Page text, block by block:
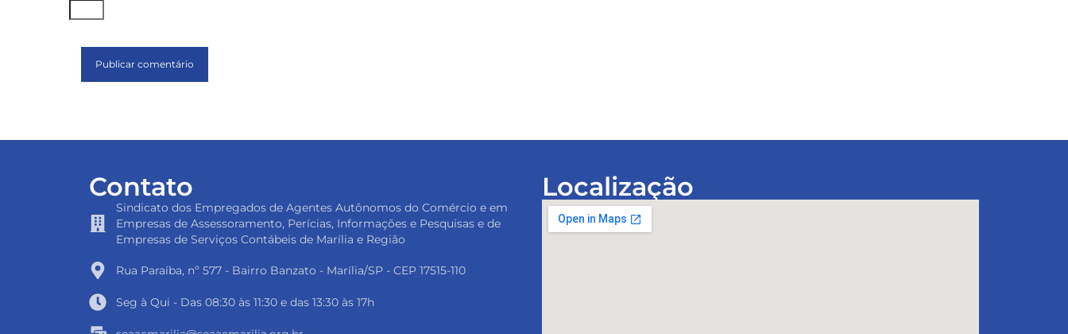
Contato
Sindicato dos Empregados de Agentes Autônomos do Comércio e em
Empresas de Assessoramento, Perícias, Informações e Pesquisas e de
Empresas de Serviços Contábeis de Marília e Região
Rua Paraíba, nº 577 - Bairro Banzato - Marília/SP - CEP 17515-110
Seg à Qui - Das 08:30 às 11:30 e das 13:30 às 17h
Localização